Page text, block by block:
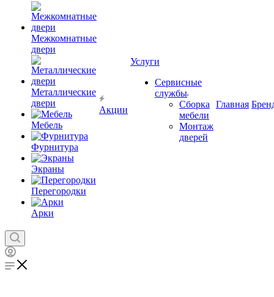
Межкомнатные
двери
Металлические
двери
Мебель
Фурнитура
Экраны
Перегородки
Арки
Акции
Услуги
Сервисные
службы
Сборка
мебели
Монтаж
дверей
Главная